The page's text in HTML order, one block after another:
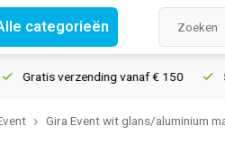
categorieën
Gratis verzending vanaf € 150 5%
Gira Event wit glans/aluminium